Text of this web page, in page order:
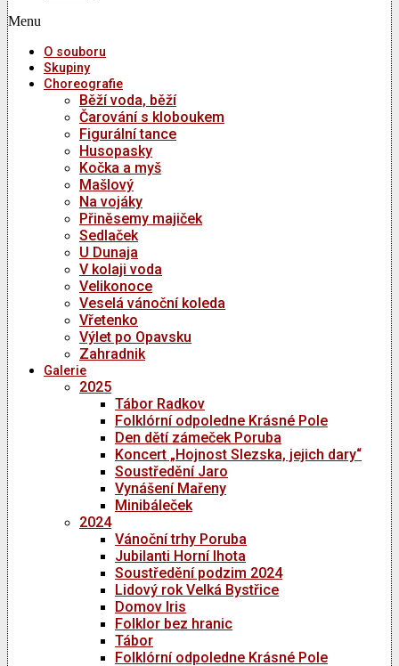
Menu
O souboru
Skupiny
Choreografie
Běží voda, běží
Čarování s kloboukem
Figurální tance
Husopasky
Kočka a myš
Mašlový
Na vojáky
Přiněsemy majiček
Sedlaček
U Dunaja
V kolaji voda
Velikonoce
Veselá vánoční koleda
Vřetenko
Výlet po Opavsku
Zahradnik
Galerie
2025
Tábor Radkov
Folklórní odpoledne Krásné Pole
Den dětí zámeček Poruba
Koncert „Hojnost Slezska, jejich dary“
Soustředění Jaro
Vynášení Mařeny
Minibáleček
2024
Vánoční trhy Poruba
Jubilanti Horní lhota
Soustředění podzim 2024
Lidový rok Velká Bystřice
Domov Iris
Folklor bez hranic
Tábor
Folklórní odpoledne Krásné Pole